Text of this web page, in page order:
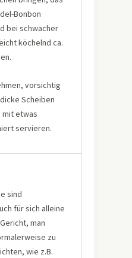
Bonbon
bei schwacher
köchelnd ca.
vorsichtig
Scheiben
mit etwas
servieren.
sind
für sich alleine
man
zu
wie z.B.